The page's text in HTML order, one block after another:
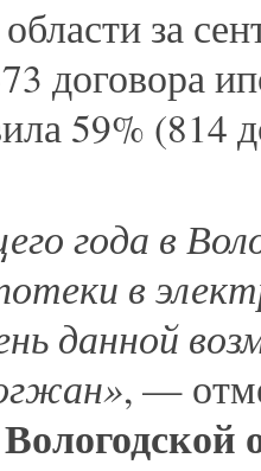
за
договора
59% (814
года в
в
данной
, —